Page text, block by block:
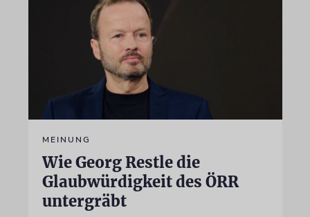
MEINUNG
Wie Georg Restle die
Glaubwürdigkeit des ÖRR
untergräbt